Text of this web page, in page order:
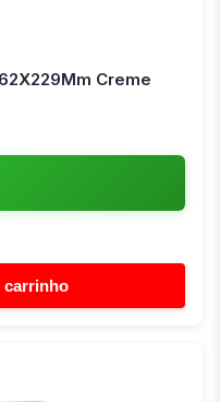
Creme
carrinho